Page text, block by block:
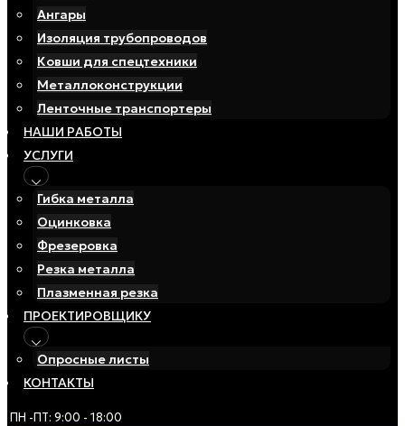
Ангары
Изоляция трубопроводов
Ковши для спецтехники
Металлоконструкции
Ленточные транспортеры
НАШИ РАБОТЫ
УСЛУГИ
Гибка металла
Оцинковка
Фрезеровка
Резка металла
Плазменная резка
ПРОЕКТИРОВЩИКУ
Опросные листы
КОНТАКТЫ
ПН -ПТ: 9:00 - 18:00